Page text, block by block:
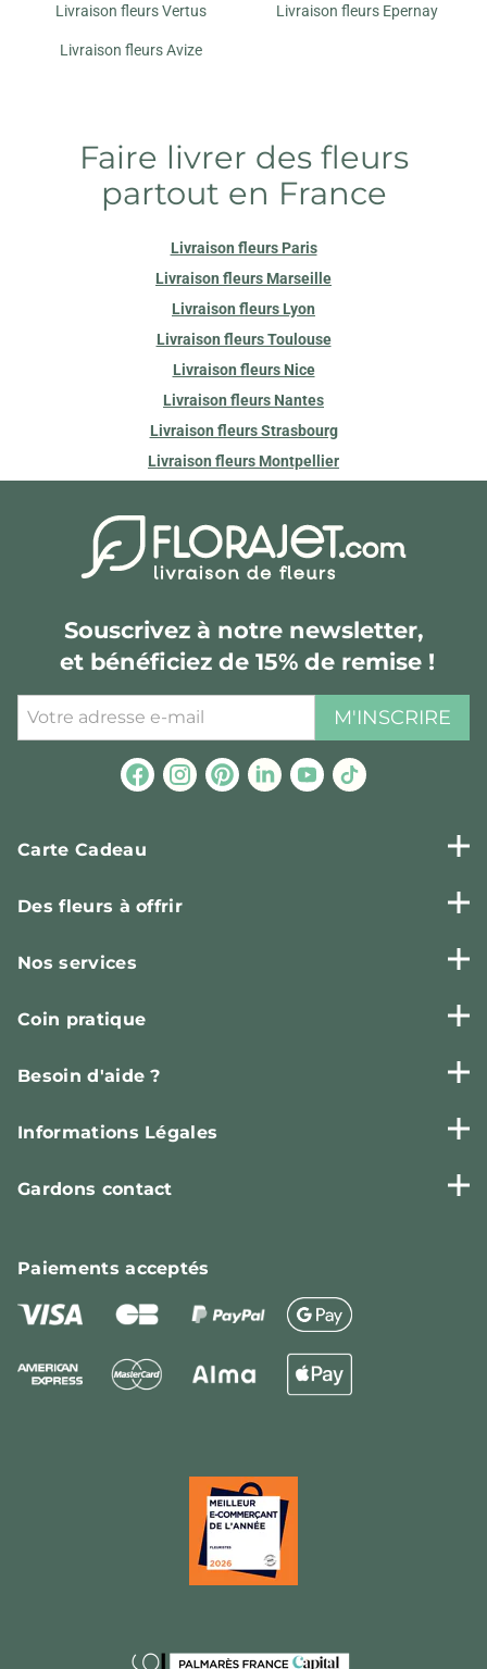
Livraison fleurs Vertus Livraison fleurs Epernay
Livraison fleurs Avize
Faire livrer des fleurs
partout en France
Livraison fleurs Paris
Livraison fleurs Marseille
Livraison fleurs Lyon
Livraison fleurs Toulouse
Livraison fleurs Nice
Livraison fleurs Nantes
Livraison fleurs Strasbourg
Livraison fleurs Montpellier
Souscrivez à notre newsletter,
et bénéficiez de 15% de remise !
M'INSCRIRE
Carte Cadeau
Des fleurs à offrir
Nos services
Coin pratique
Besoin d'aide ?
Informations Légales
Gardons contact
Paiementsacceptés